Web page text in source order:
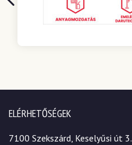
ELÉRHETŐSÉGEK
7100 Szekszárd, Keselyűsi út 3.